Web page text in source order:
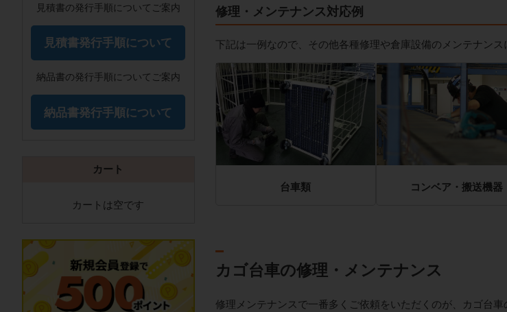
修理・メンテナンス対応例
下記は一例なので、その他各種修理や倉庫設備のメンテナンス
台車類 コンベア・搬送機器
カゴ台車の修理・メンテナンス
修理メンテナンスで一番多くご依頼をいただくのが、カゴ台車
見積書の発行手順についてご案内
見積書発行手順について
納品書の発行手順についてご案内
納品書発行手順について
カート
カートは空です